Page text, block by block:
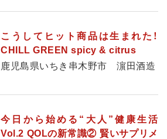
こうしてヒット商品は生まれた！
CHILL GREEN spicy & citrus
鹿児島県いちき串木野市 濵田酒造
今日から始める“大人”健康生活
Vol.2 QOLの新常識② 賢いサプリメ